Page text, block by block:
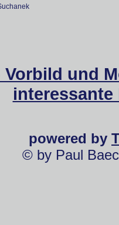
Vorbild und
powered by
© by Paul